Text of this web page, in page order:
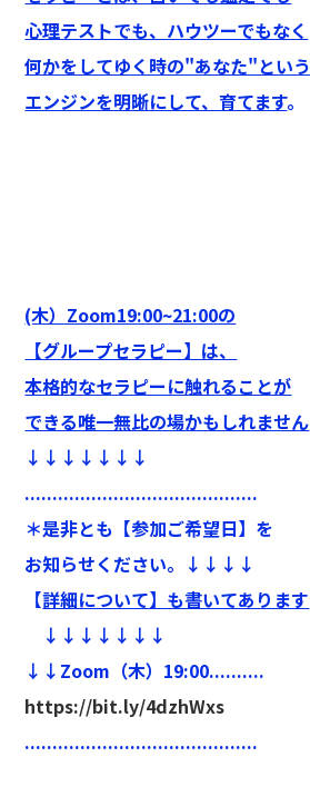
心理テストでも、ハウツーでもなく
何かをしてゆく時の"あなた"という
エンジンを明晰にして、育てます。
(木）Zoom19:00~21:00の
【グループセラピー】は、
本格的なセラピーに触れることが
できる唯一無比の場かもしれません
↓↓↓↓↓↓↓
..........................................
＊是非とも【参加ご希望日】を
お知らせください。↓↓↓↓
【詳細について】も書いてあります
↓↓↓↓↓↓↓
↓↓Zoom（木）19:00..........
https://bit.ly/4dzhWxs
..........................................